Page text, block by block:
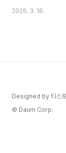
해보았습니다.그리고
단으로 굳건한 자리
2025. 3. 18.
Designed by 티스
© Daum Corp.